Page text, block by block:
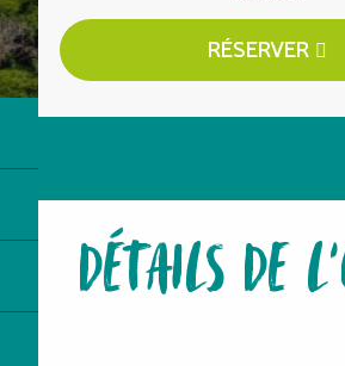
RÉSERVER
DÉTAILS DE